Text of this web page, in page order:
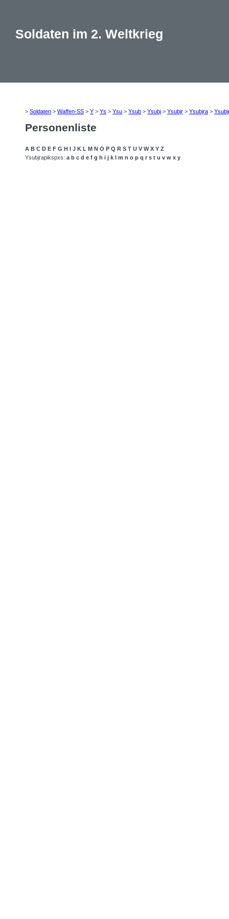
Soldaten im 2. Weltkrieg
> Soldaten > Waffen-SS > Y > Ys > Ysu > Ysub > Ysubj > Ysubjr > Ysubjra >
Personenliste
A B C D E F G H I J K L M N O P Q R S T U V W X Y Z
Ysubjrapikspxs: a b c d e f g h i j k l m n o p q r s t u v w x y